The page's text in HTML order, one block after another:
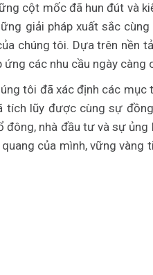
cột mốc đã hun đút và
giải pháp xuất sắc
chúng tôi. Dựa trên nền
ứng các nhu cầu ngày
tôi đã xác định các
tích lũy được cùng sự
đông, nhà đầu tư và sự
của mình, vững